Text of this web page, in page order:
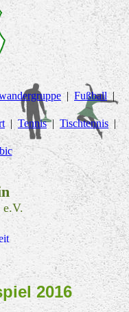
Fußball
Tennis Tischtennis
2016